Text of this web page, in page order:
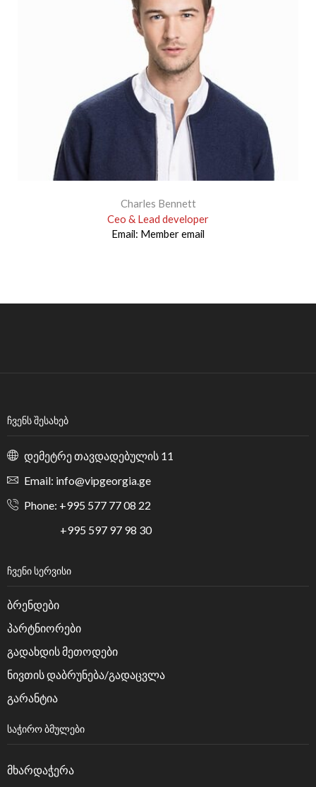
Charles Bennett
Ceo & Lead developer
Email: Member email
ᲩᲕᲔᲜᲡ ᲨᲔᲡᲐᲮᲔᲑ
დემეტრე თავდადებულის 11
Email: info@vipgeorgia.ge
Phone: +995 577 77 08 22
+995 597 97 98 30
ᲩᲕᲔᲜᲘ ᲡᲔᲠᲕᲘᲡᲘ
ბრენდები
პარტნიორები
გადახდის მეთოდები
ნივთის დაბრუნება/გადაცვლა
გარანტია
ᲡᲐᲭᲘᲠᲝ ᲑᲛᲣᲚᲔᲑᲘ
მხარდაჭერა